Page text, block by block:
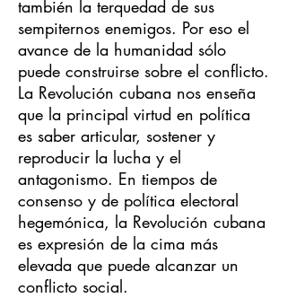
también la terquedad de sus
sempiternos enemigos. Por eso el
avance de la humanidad sólo
puede construirse sobre el conflicto.
La Revolución cubana nos enseña
que la principal virtud en política
es saber articular, sostener y
reproducir la lucha y el
antagonismo. En tiempos de
consenso y de política electoral
hegemónica, la Revolución cubana
es expresión de la cima más
elevada que puede alcanzar un
conflicto social.